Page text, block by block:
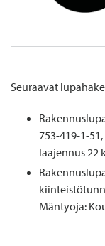
Seuraavat
753-419-1-
laajennus 22
Mäntyoja: